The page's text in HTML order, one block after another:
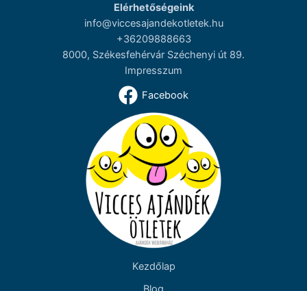
Elérhetőségeink
info@viccesajandekotletek.hu
+36209888663
8000, Székesfehérvár Széchenyi út 89.
Impresszum
Facebook
Kezdőlap